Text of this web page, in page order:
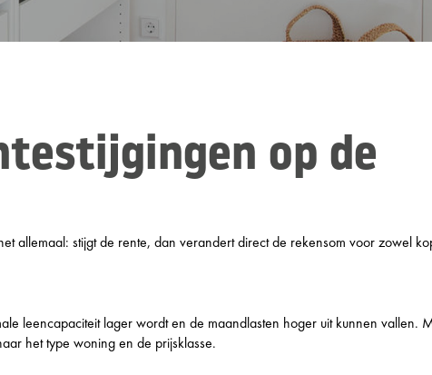
op de
allemaal: stijgt de rente, dan verandert direct de rekensom voor zowel
leencapaciteit lager wordt en de maandlasten hoger uit kunnen vallen.
het type woning en de prijsklasse.